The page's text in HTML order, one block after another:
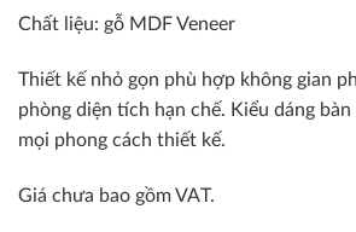
Chất liệu: gỗ MDF Veneer
Thiết kế nhỏ gọn phù hợp không gian
phòng diện tích hạn chế. Kiểu dáng
mọi phong cách thiết kế.
Giá chưa bao gồm VAT.